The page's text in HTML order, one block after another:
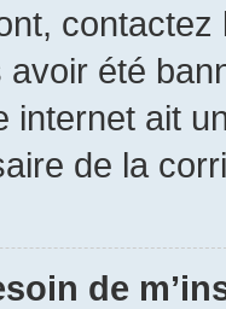
été
internet ait
de la
de